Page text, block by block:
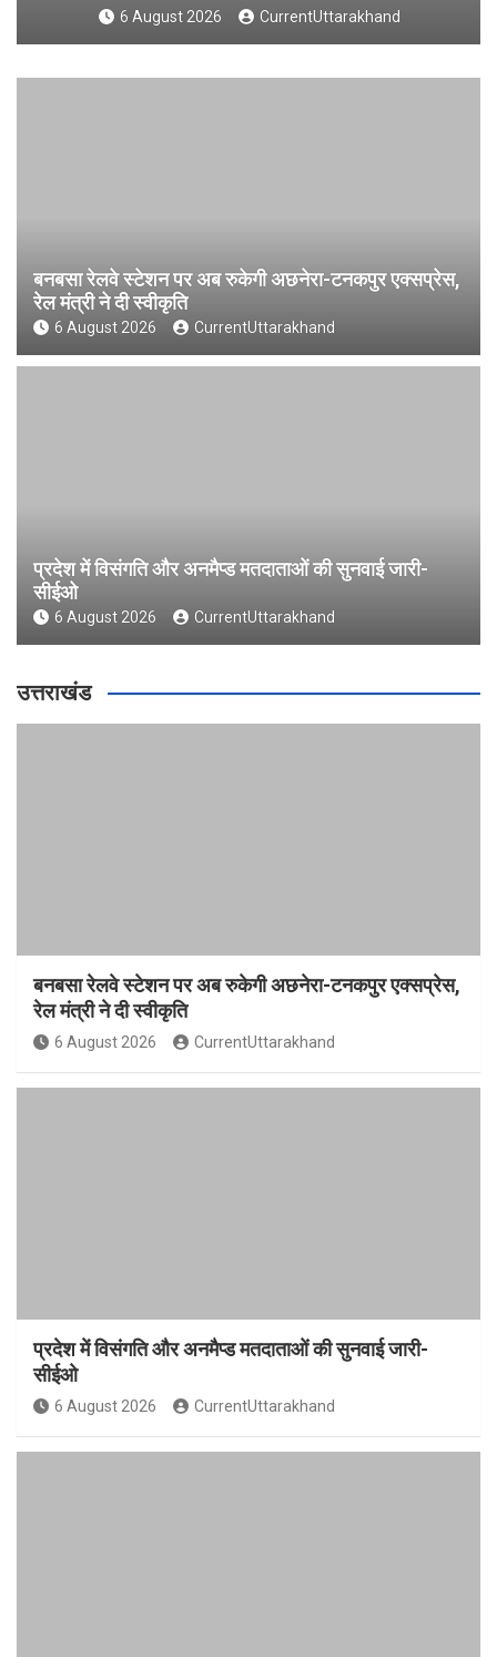
6 August 2026 CurrentUttarakhand
बनबसा रेलवे स्टेशन पर अब रुकेगी अछनेरा-टनकपुर एक्सप्रेस,
रेल मंत्री ने दी स्वीकृति
6 August 2026 CurrentUttarakhand
प्रदेश में विसंगति और अनमैप्ड मतदाताओं की सुनवाई जारी-
सीईओ
6 August 2026 CurrentUttarakhand
उत्तराखंड
बनबसा रेलवे स्टेशन पर अब रुकेगी अछनेरा-टनकपुर एक्सप्रेस,
रेल मंत्री ने दी स्वीकृति
6 August 2026 CurrentUttarakhand
प्रदेश में विसंगति और अनमैप्ड मतदाताओं की सुनवाई जारी-
सीईओ
6 August 2026 CurrentUttarakhand